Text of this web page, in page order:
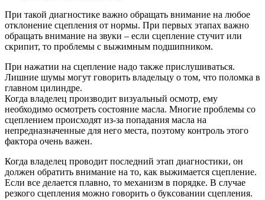
При такой диагностике важно обращать внимание на любое
отклонение сцепления от нормы. При первых этапах важно
обращать внимание на звуки – если сцепление стучит или
скрипит, то проблемы с выжимным подшипником.
При нажатии на сцепление надо также прислушиваться.
Лишние шумы могут говорить владельцу о том, что поломка в
главном цилиндре.
Когда владелец производит визуальный осмотр, ему
необходимо осмотреть состояние масла. Многие проблемы со
сцеплением происходят из-за попадания масла на
непредназначенные для него места, поэтому контроль этого
фактора очень важен.
Когда владелец проводит последний этап диагностики, он
должен обратить внимание на то, как выжимается сцепление.
Если все делается плавно, то механизм в порядке. В случае
резкого сцепления можно говорить о буксовании сцепления.